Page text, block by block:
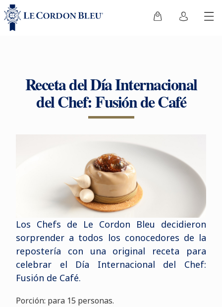
Receta del Día Internacional
del Chef: Fusión de Café
Los Chefs de Le Cordon Bleu decidieron
sorprender a todos los conocedores de la
repostería con una original receta para
celebrar el Día Internacional del Chef:
Fusión de Café.
Porción: para 15 personas.